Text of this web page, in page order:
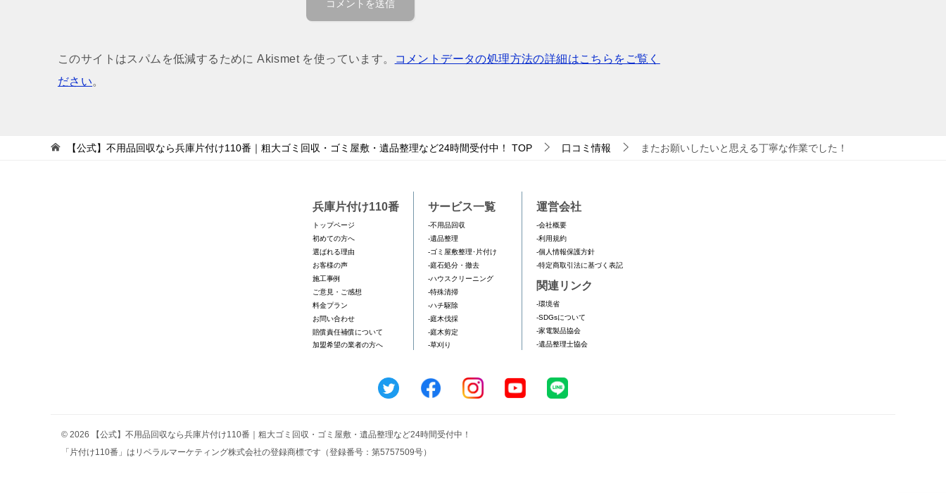
このサイトはスパムを低減するために Akismet を使っています。
コメントデータの処理方法の詳細はこちらをご覧く
ださい。
【公式】不用品回収なら兵庫片付け110番｜粗大ゴミ回収・ゴミ屋敷・遺品整理など24時間受付中！ TOP 口コミ情報 またお願いしたいと思える丁寧な作業でした！
兵庫片付け110番
トップページ
初めての方へ
選ばれる理由
お客様の声
施工事例
ご意見・ご感想
料金プラン
お問い合わせ
賠償責任補償について
加盟希望の業者の方へ
サービス一覧
-不用品回収
-遺品整理
-ゴミ屋敷整理･片付け
-庭石処分・撤去
-ハウスクリーニング
-特殊清掃
-ハチ駆除
-庭木伐採
-庭木剪定
-草刈り
運営会社
-会社概要
-利用規約
-個人情報保護方針
-特定商取引法に基づく表記
関連リンク
-環境省
-SDGsについて
-家電製品協会
-遺品整理士協会
© 2026 【公式】不用品回収なら兵庫片付け110番｜粗大ゴミ回収・ゴミ屋敷・遺品整理など24時間受付中！
「片付け110番」はリベラルマーケティング株式会社の登録商標です（登録番号：第5757509号）